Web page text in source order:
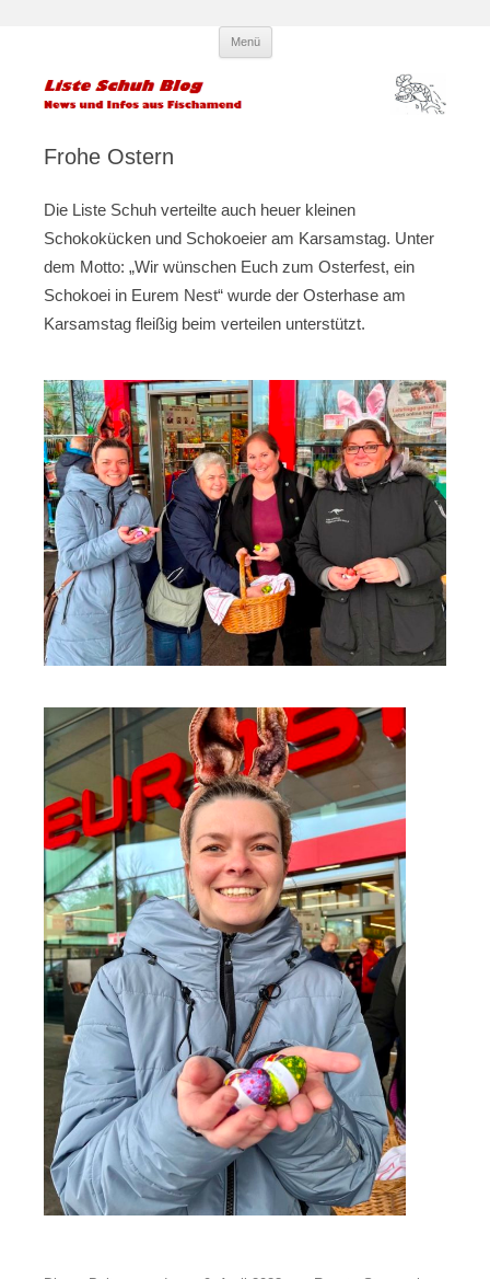
Liste Schuh Blog – KPÖ
Fischamend – Kommunisten und
Parteilose
Infos und News aus Fischamend
Menü
Frohe Ostern
Die Liste Schuh verteilte auch heuer kleinen
Schokokücken und Schokoeier am Karsamstag. Unter
dem Motto: „Wir wünschen Euch zum Osterfest, ein
Schokoei in Eurem Nest“ wurde der Osterhase am
Karsamstag fleißig beim verteilen unterstützt.